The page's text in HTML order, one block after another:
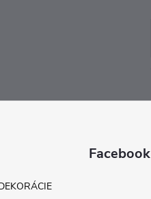
Facebook